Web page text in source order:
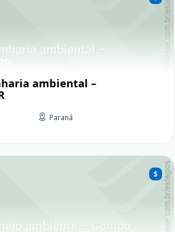
ambiental –
Paraná